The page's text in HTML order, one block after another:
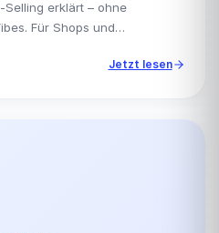
Selling erklärt – ohne
Für Shops und
Jetzt lesen